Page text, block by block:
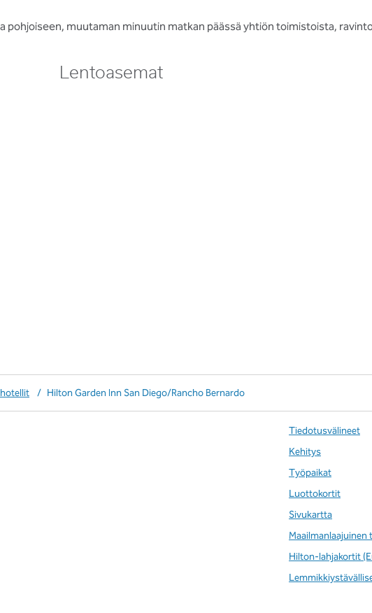
pohjoiseen, muutaman minuutin matkan päässä yhtiön toimistoista,
Lentoasemat
/ Hilton Garden Inn San Diego/Rancho Bernardo
Tiedotusvälineet
Kehitys
Työpaikat
Luottokortit
Sivukartta
Maailmanlaajuinen
Hilton-lahjakortit